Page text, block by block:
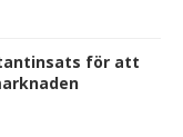
för att